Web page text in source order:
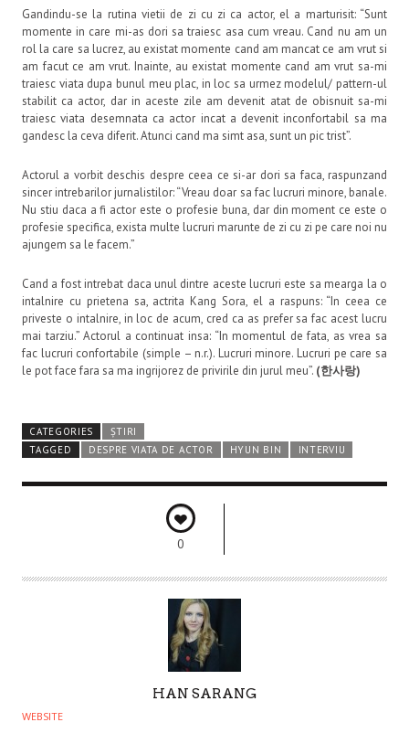
Gandindu-se la rutina vietii de zi cu zi ca actor, el a marturisit: “Sunt
momente in care mi-as dori sa traiesc asa cum vreau. Cand nu am un
rol la care sa lucrez, au existat momente cand am mancat ce am vrut si
am facut ce am vrut. Inainte, au existat momente cand am vrut sa-mi
traiesc viata dupa bunul meu plac, in loc sa urmez modelul/ pattern-ul
stabilit ca actor, dar in aceste zile am devenit atat de obisnuit sa-mi
traiesc viata desemnata ca actor incat a devenit inconfortabil sa ma
gandesc la ceva diferit. Atunci cand ma simt asa, sunt un pic trist”.
Actorul a vorbit deschis despre ceea ce si-ar dori sa faca, raspunzand
sincer intrebarilor jurnalistilor: “Vreau doar sa fac lucruri minore, banale.
Nu stiu daca a fi actor este o profesie buna, dar din moment ce este o
profesie specifica, exista multe lucruri marunte de zi cu zi pe care noi nu
ajungem sa le facem.”
Cand a fost intrebat daca unul dintre aceste lucruri este sa mearga la o
intalnire cu prietena sa, actrita Kang Sora, el a raspuns: “In ceea ce
priveste o intalnire, in loc de acum, cred ca as prefer sa fac acest lucru
mai tarziu.” Actorul a continuat insa: “In momentul de fata, as vrea sa
fac lucruri confortabile (simple – n.r.). Lucruri minore. Lucruri pe care sa
le pot face fara sa ma ingrijorez de privirile din jurul meu”. (한사랑)
CATEGORIES
ȘTIRI
TAGGED
DESPRE VIATA DE ACTOR HYUN BIN INTERVIU
0
U
HAN SARANG
WEBSITE